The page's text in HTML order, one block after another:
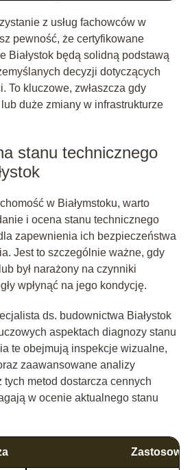
z usług fachowców w
pewność, że certyfikowane
Białystok będą solidną podstawą
decyzji dotyczących
To kluczowe, zwłaszcza gdy
duże zmiany w infrastrukturze
stanu technicznego
w Białymstoku, warto
i ocena stanu technicznego
zapewnienia ich bezpieczeństwa
Jest to szczególnie ważne, gdy
był narażony na czynniki
wpłynąć na jego kondycję.
ds. budownictwa Białystok
aspektach diagnozy stanu
te obejmują inspekcje wizualne,
zaawansowane analizy
tych metod dostarcza cennych
w ocenie aktualnego stanu